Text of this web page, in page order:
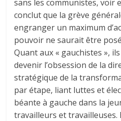
sans les communistes, voir
conclut que la grève
engranger un maximum
pouvoir ne saurait être
Quant aux « gauchistes »,
devenir l’obsession de la
stratégique de la
par étape, liant luttes et
béante à gauche dans la
travailleurs et travailleuses.